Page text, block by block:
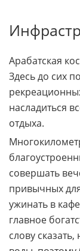
Арабатская
Здесь до сих
насладиться
отдыха.
совершать
привычных
ужинать в
главное
слову